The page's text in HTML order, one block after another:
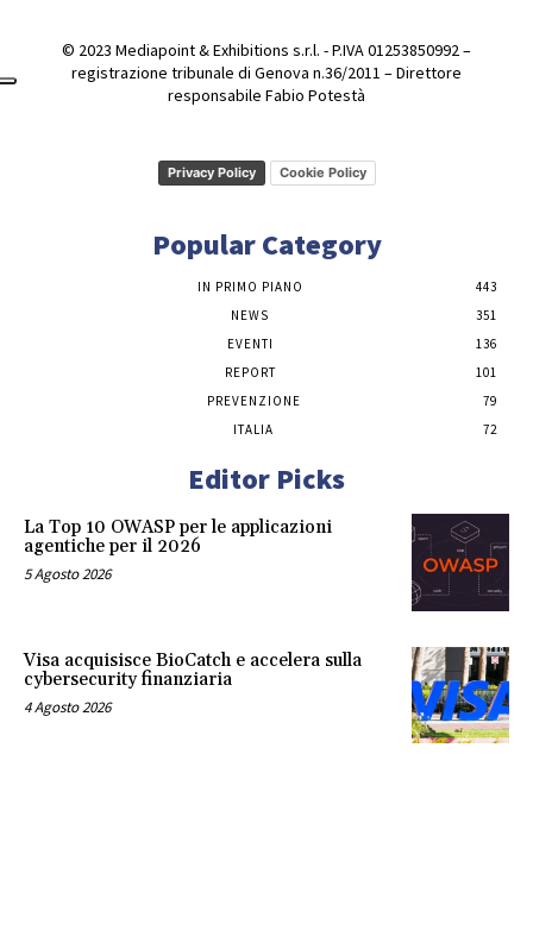
© 2023 Mediapoint & Exhibitions s.r.l. - P.IVA 01253850992 –
registrazione tribunale di Genova n.36/2011 – Direttore
responsabile Fabio Potestà
Privacy Policy Cookie Policy
Popular Category
IN PRIMO PIANO
443
NEWS
351
EVENTI
136
REPORT
101
PREVENZIONE
79
ITALIA
72
Editor Picks
La Top 10 OWASP per le applicazioni
agentiche per il 2026
5 Agosto 2026
Visa acquisisce BioCatch e accelera sulla
cybersecurity finanziaria
4 Agosto 2026